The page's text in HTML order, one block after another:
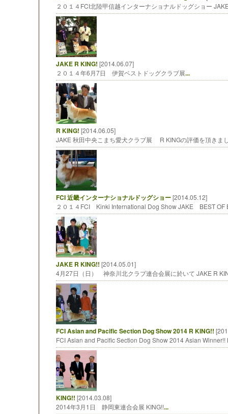
２０１４FCI北陸甲信越インターナショナルドッグショー
JAKE R KING! [2014.06.07]
２０１４年6月7日 伊賀ベストドッグクラブ展...
R KING! [2014.06.05]
JAKE 秋田中央こまち愛犬クラブ展 R KINGの評価を頂きま
FCI 近畿インターナショナルドッグショー[2014.05.12]
２０１４FCI Kinki International Dog Show JAKE BEST OF
JAKE R KING!! [2014.05.01]
4月27日（日） 神奈川北クラブ連合会展に於いて JAKE R
FCI Asian and Pacific Section Dog Show 2014 R KING!!
FCI Asian and Pacific Section Dog Show 2014 Asian Winner!!
KING!! [2014.03.08]
2014年3月1日 静岡東連合会展 KING!!...